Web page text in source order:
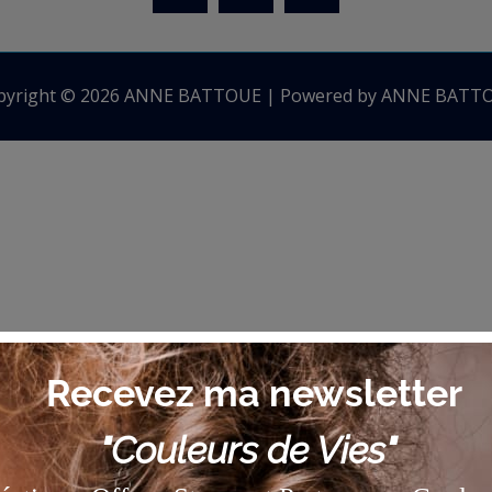
© 2026 ANNE BATTOUE | Powered by ANNE